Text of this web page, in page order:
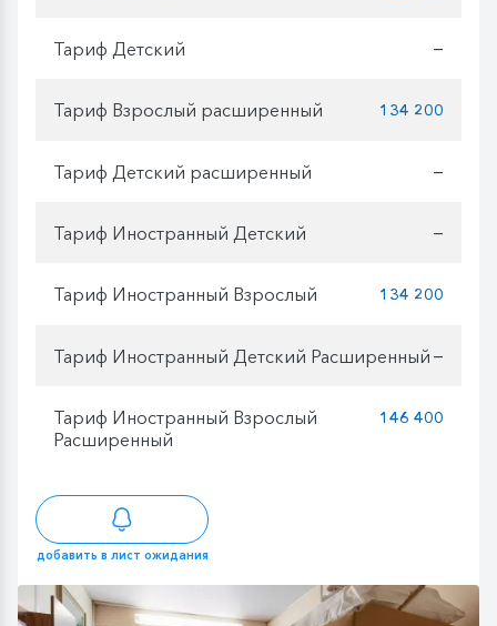
Тариф Детский —
Тариф Взрослый расширенный 134 200
Тариф Детский расширенный —
Тариф Иностранный Детский —
Тариф Иностранный Взрослый 134 200
Тариф Иностранный Детский Расширенный —
Тариф Иностранный Взрослый
Расширенный
146 400
добавить в лист ожидания